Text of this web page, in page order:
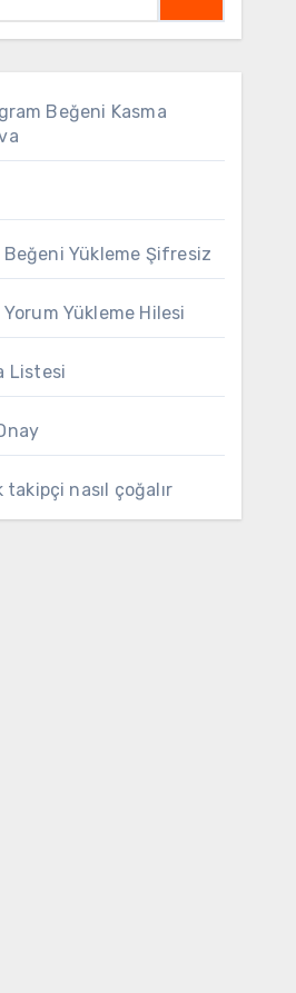
Beğeni Kasma
Beğeni Yükleme Şifresiz
Yorum Yükleme Hilesi
Listesi
nasıl çoğalır